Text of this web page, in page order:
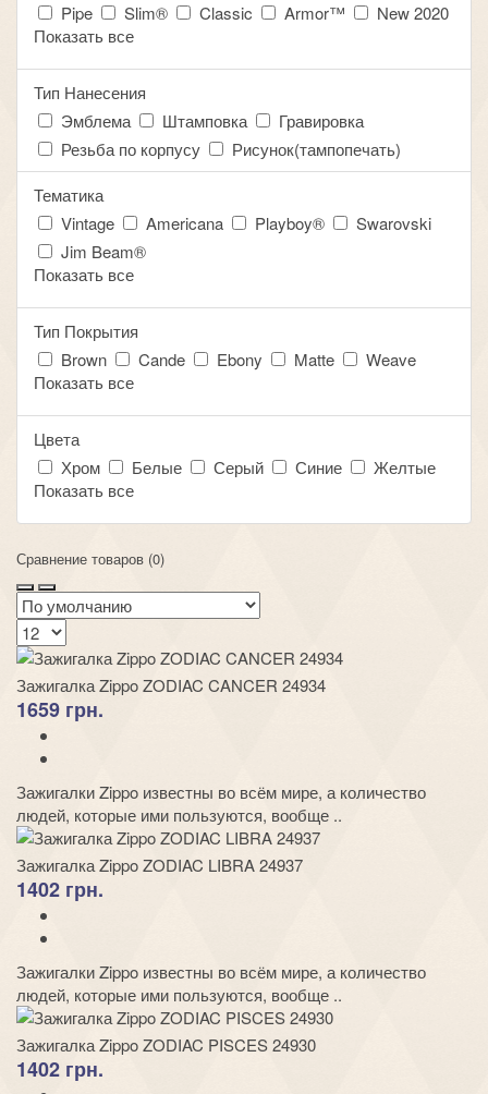
Pipe
Slim® Classic Armor™
New 2020
Показать все
Тип Нанесения
Эмблема
Штамповка
Гравировка
Резьба по корпусу
Рисунок(тампопечать)
Тематика
Vintage
Americana Playboy®
Swarovski
Jim Beam®
Показать все
Тип Покрытия
Brown
Cande Ebony Matte
Weave
Показать все
Цвета
Хром
Белые Серый Синие
Желтые
Показать все
Сравнение товаров (0)
Зажигалка Zippo ZODIAC CANCER 24934
1659 грн.
Зажигалки Zippo известны во всём мире, а количество
людей, которые ими пользуются, вообще ..
Зажигалка Zippo ZODIAC LIBRA 24937
1402 грн.
Зажигалки Zippo известны во всём мире, а количество
людей, которые ими пользуются, вообще ..
Зажигалка Zippo ZODIAC PISCES 24930
1402 грн.